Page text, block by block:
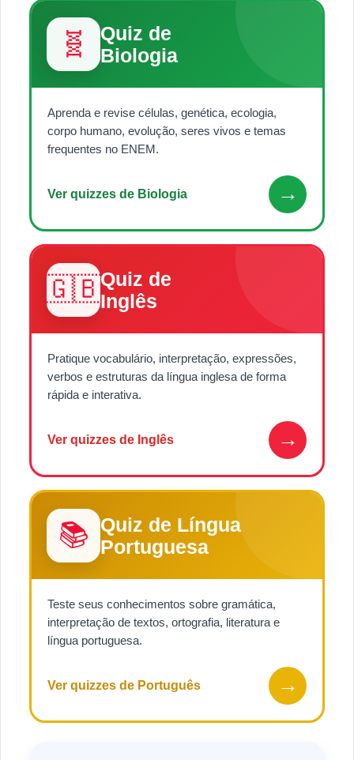
🧬
Quiz de
Biologia
Aprenda e revise células, genética, ecologia,
corpo humano, evolução, seres vivos e temas
frequentes no ENEM.
Ver quizzes de Biologia →
🇬🇧Quiz de
Inglês
Pratique vocabulário, interpretação, expressões,
verbos e estruturas da língua inglesa de forma
rápida e interativa.
Ver quizzes de Inglês →
📚
Quiz de Língua
Portuguesa
Teste seus conhecimentos sobre gramática,
interpretação de textos, ortografia, literatura e
língua portuguesa.
Ver quizzes de Português →